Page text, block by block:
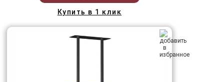
Купить в 1 клик